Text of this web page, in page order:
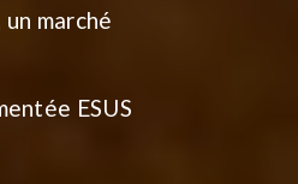
marché
ESUS